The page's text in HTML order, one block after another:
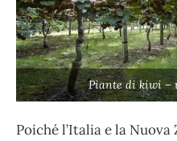
Piante di kiwi –
Poiché l’Italia e la